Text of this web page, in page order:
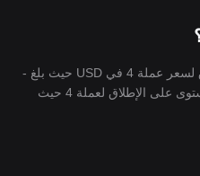
تم تسجيل أعلى مستوى على الإطلاق لسعر عملة 4 في USD حيث بلغ -
-، وسُجل في . بالمقارنة مع أعلى مستوى على الإطلاق لعملة 4 حيث